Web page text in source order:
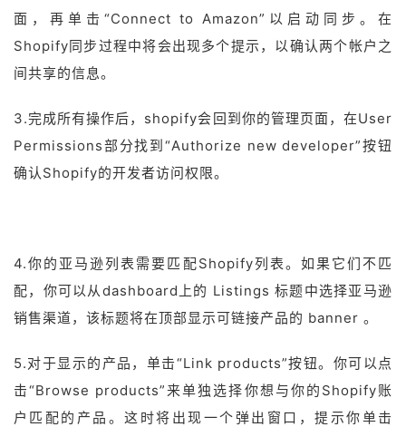
面，再单击“Connect to Amazon”以启动同步。在
Shopify同步过程中将会出现多个提示，以确认两个帐户之
间共享的信息。
3.完成所有操作后，shopify会回到你的管理页面，在User
Permissions部分找到“Authorize new developer”按钮
确认Shopify的开发者访问权限。
4.你的亚马逊列表需要匹配Shopify列表。如果它们不匹
配，你可以从dashboard上的 Listings 标题中选择亚马逊
销售渠道，该标题将在顶部显示可链接产品的 banner 。
5.对于显示的产品，单击“Link products”按钮。你可以点
击“Browse products”来单独选择你想与你的Shopify账
户匹配的产品。这时将出现一个弹出窗口，提示你单击